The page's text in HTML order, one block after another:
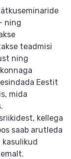
ning
teadmisi
ning
Eestit
mida
kellega
saab arutleda